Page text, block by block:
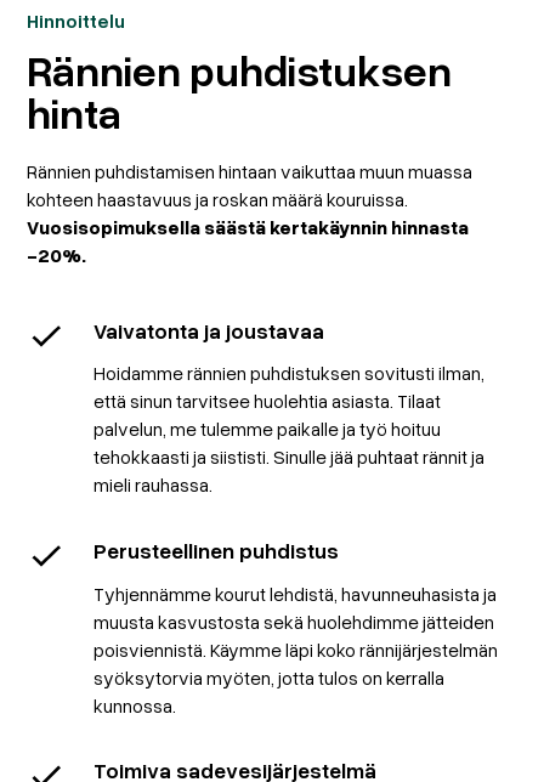
Hinnoittelu
Rännien puhdistuksen
hinta
Rännien puhdistamisen hintaan vaikuttaa muun muassa
kohteen haastavuus ja roskan määrä kouruissa.
Vuosisopimuksella säästä kertakäynnin hinnasta
-20%.
Vaivatonta ja joustavaa
Hoidamme rännien puhdistuksen sovitusti ilman,
että sinun tarvitsee huolehtia asiasta. Tilaat
palvelun, me tulemme paikalle ja työ hoituu
tehokkaasti ja siististi. Sinulle jää puhtaat rännit ja
mieli rauhassa.
Perusteellinen puhdistus
Tyhjennämme kourut lehdistä, havunneuhasista ja
muusta kasvustosta sekä huolehdimme jätteiden
poisviennistä. Käymme läpi koko rännijärjestelmän
syöksytorvia myöten, jotta tulos on kerralla
kunnossa.
Toimiva sadevesijärjestelmä